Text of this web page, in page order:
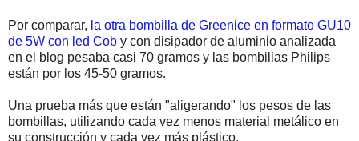
Por comparar, la otra bombilla de Greenice en formato GU10
de 5W con led Cob y con disipador de aluminio analizada
en el blog pesaba casi 70 gramos y las bombillas Philips
están por los 45-50 gramos.
Una prueba más que están "aligerando" los pesos de las
bombillas, utilizando cada vez menos material metálico en
su construcción y cada vez más plástico.